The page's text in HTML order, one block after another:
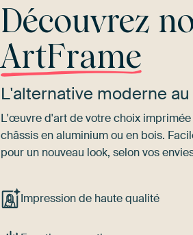
Découvrez
ArtFrame
L'alternative moderne
L'œuvre d'art de votre choix
châssis en aluminium ou en bois.
pour un nouveau look, selon vos
Impression de haute qualité